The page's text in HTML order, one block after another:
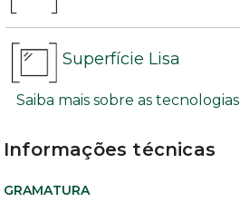
Superfície Lisa
Saiba mais sobre as tecnologias
Informações técnicas
GRAMATURA